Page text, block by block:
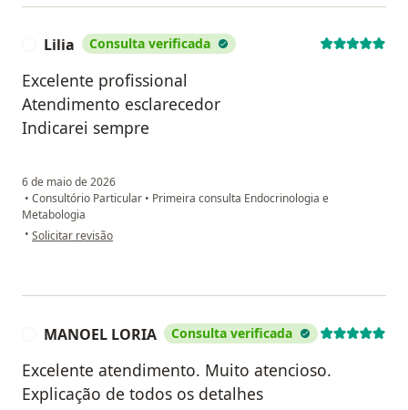
Lilia Consulta verificada
Excelente profissional
Atendimento esclarecedor
Indicarei sempre
6 de maio de 2026
• Consultório Particular • Primeira consulta Endocrinologia e
Metabologia
• na opinião do utilizador Lilia
Solicitar revisão
MANOEL LORIA Consulta verificada
Excelente atendimento. Muito atencioso.
Explicação de todos os detalhes